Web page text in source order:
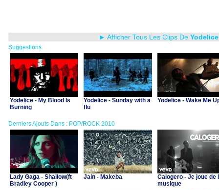
► Afficher Tous Les Clips De Yodelice
Suggestions
Yodelice - My Blood Is
Burning
Yodelice - Sunday with a
flu
Yodelice - Wake Me
Derniers Ajouts Dans : POP/ROCK 2010
Lady Gaga - Shallow(ft
Bradley Cooper )
Jain - Makeba
Calogero - Je joue de
musique